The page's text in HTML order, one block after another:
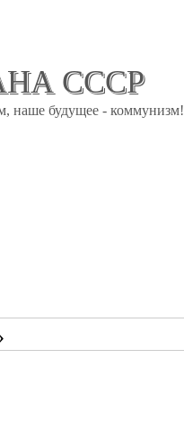
СССР
наше будущее - коммунизм!